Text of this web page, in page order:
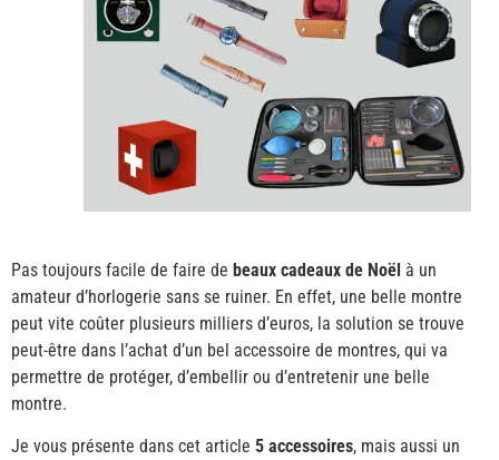
Pas toujours facile de faire de beaux cadeaux de Noël à un
amateur d’horlogerie sans se ruiner. En effet, une belle montre
peut vite coûter plusieurs milliers d’euros, la solution se trouve
peut-être dans l’achat d’un bel accessoire de montres, qui va
permettre de protéger, d’embellir ou d’entretenir une belle
montre.
Je vous présente dans cet article 5 accessoires, mais aussi un